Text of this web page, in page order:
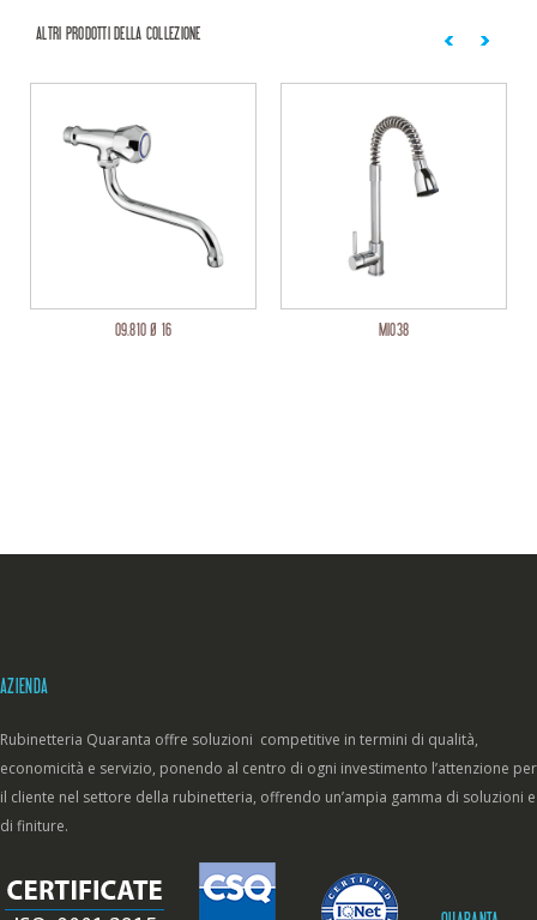
ALTRI PRODOTTI DELLA COLLEZIONE
09.810 Ø 16 MI038
AZIENDA
Rubinetteria Quaranta offre soluzioni competitive in termini di qualità,
economicità e servizio, ponendo al centro di ogni investimento l’attenzione per
il cliente nel settore della rubinetteria, offrendo un’ampia gamma di soluzioni e
di finiture.